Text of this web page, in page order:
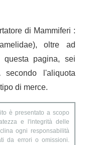
di Mammiferi :
oltre ad
pagina, sei
l'aliquota
di merce.
è presentato a scopo
e l'integrità delle
ogni responsabilità
da errori o omissioni.